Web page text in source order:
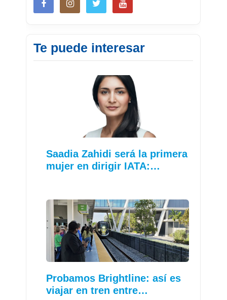
Te puede interesar
Saadia Zahidi será la primera
mujer en dirigir IATA:…
Probamos Brightline: así es
viajar en tren entre…